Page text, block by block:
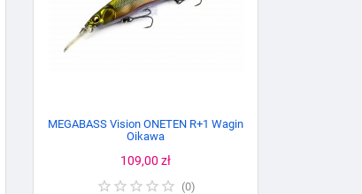
MEGABASS Vision ONETEN R+1 Wagin
Oikawa
Cena
109,00 zł
(0)